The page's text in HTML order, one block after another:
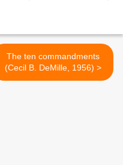
The ten commandments
(Cecil B. DeMille, 1956) >